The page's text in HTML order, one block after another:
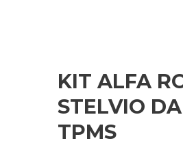
KIT ALFA
STELVIO
TPMS